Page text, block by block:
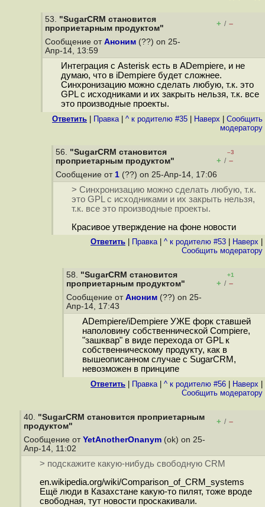
53. "SugarCRM становится
проприетарным продуктом"
+ / –
Сообщение от Аноним (??) on 25-
Апр-14, 13:59
Интеграция с Asterisk есть в ADempiere, и не
думаю, что в iDempiere будет сложнее.
Синхронизацию можно сделать любую, т.к. это
GPL с исходниками и их закрыть нельзя, т.к. все
это производные проекты.
Ответить Правка| ^ к родителю #35 Наверх
Cообщить
модератору
56. "SugarCRM становится
проприетарным продуктом"
–3
+ / –
Сообщение от 1 (??) on 25-Апр-14, 17:06
> Синхронизацию можно сделать любую, т.к.
это GPL с исходниками и их закрыть нельзя,
т.к. все это производные проекты.
Красивое утверждение на фоне новости
Ответить Правка| ^ к родителю #53 Наверх
Cообщить модератору
58. "SugarCRM становится
проприетарным продуктом"
+1
+ / –
Сообщение от Аноним (??) on 25-
Апр-14, 17:43
ADempiere/iDempiere УЖЕ форк ставшей
наполовину собственнической Compiere,
"зашквар" в виде перехода от GPL к
собственническому продукту, как в
вышеописанном случае с SugarCRM,
невозможен в принципе
Ответить Правка| ^ к родителю #56 Наверх
Cообщить модератору
40. "SugarCRM становится проприетарным
продуктом"
+ / –
Сообщение от YetAnotherOnanym (ok) on 25-
Апр-14, 11:02
> подскажите какую-нибудь свободную CRM
en.wikipedia.org/wiki/Comparison_of_CRM_systems
Ещё люди в Казахстане какую-то пилят, тоже вроде
свободная, тут новости проскакивали.